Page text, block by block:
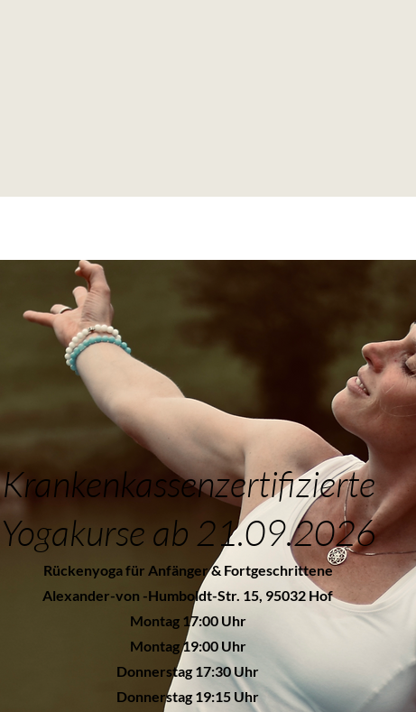
Krankenkassenzertifizierte
Yogakurse ab 21.09.2026
Rückenyoga für Anfänger & Fortgeschrittene
Alexander-von -Humboldt-Str. 15, 95032 Hof
Montag 17:00 Uhr
Montag 19:00 Uhr
Donnerstag 17:30 Uhr
Donnerstag 19:15 Uhr